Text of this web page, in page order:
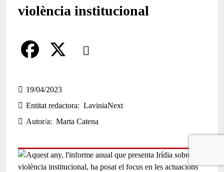
violència institucional
Comparteix
a
c
e
o
19/04/2023
Entitat redactora
LaviniaNext
Autor/a
Marta Catena